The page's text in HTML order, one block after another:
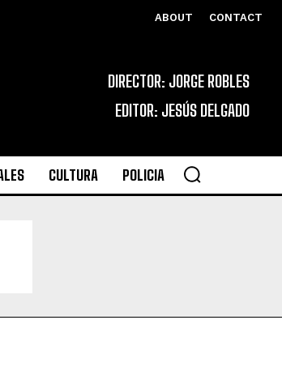
ABOUT CONTACT
DIRECTOR: JORGE ROBLES
EDITOR: JESÚS DELGADO
CULTURA POLICIA